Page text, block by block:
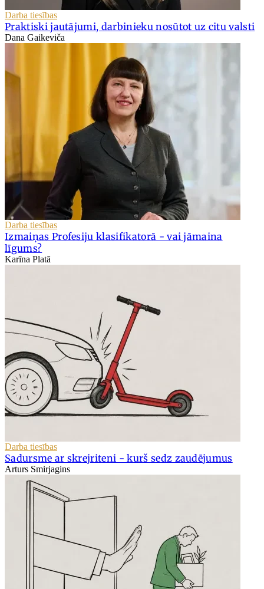
Darba tiesības
Praktiski jautājumi, darbinieku nosūtot uz citu valsti
Dana Gaikeviča
Darba tiesības
Izmaiņas Profesiju klasifikatorā - vai jāmaina
līgums?
Karīna Platā
Darba tiesības
Sadursme ar skrejriteni - kurš sedz zaudējumus
Arturs Smirjagins